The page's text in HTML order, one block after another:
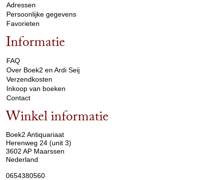
Adressen
Persoonlijke gegevens
Favorieten
Informatie
FAQ
Over Boek2 en Ardi Seij
Verzendkosten
Inkoop van boeken
Contact
Winkel informatie
Boek2 Antiquariaat
Herenweg 24 (unit 3)
3602 AP Maarssen
Nederland
0654380560